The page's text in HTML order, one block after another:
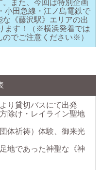
。また、今回は特別企画
小田急線・江ノ島電鉄で
な《藤沢駅》エリアの出
ます！（※横浜発着では
のでご注意ください※）
り貸切バスにて出発
除け・レイライン聖地
体験、御来光
た神聖な《神